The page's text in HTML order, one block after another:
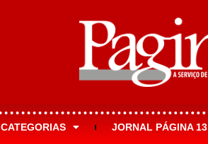
CATEGORIAS JORNAL PÁGINA 13